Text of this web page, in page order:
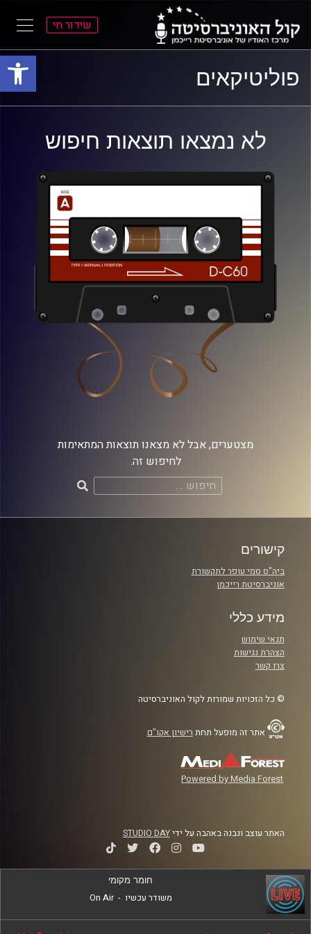
פתח
התפריט
הראשי
התוכן
הראשי
שידור חי
פוליטיקאים
לא נמצאו תוצאות חיפוש
מצטערים, אבל לא מצאנו תוצאות המתאימות
לחיפוש זה.
חיפוש:
קישורים
ביה"ס סמי עופר לתקשורת
אוניברסיטת רייכמן
מידע כללי
תנאי שימוש
הצהרת נגישות
צרו קשר
© כל הזכויות שמורות לקול האוניברסיטה
אתר זה מופעל תחת רישיון אקו"ם
Powered by Media Forest
האתר עוצב ונבנה באהבה על ידיSTUDIO DAY
חומר מקומי
משודר עכשיו -
On Air